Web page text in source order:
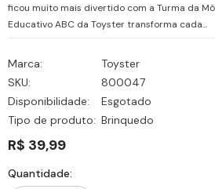
ficou muito mais divertido com a Turma da
Educativo ABC da Toyster transforma cada...
Marca:
Toyster
SKU:
800047
Disponibilidade:
Esgotado
Tipo de produto: Brinquedo
R$ 39,99
Quantidade: